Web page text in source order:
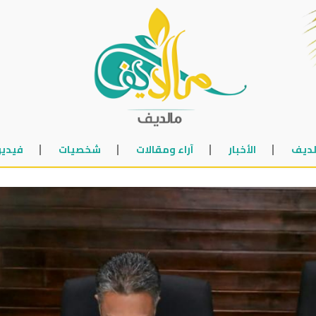
الأخبار آراء ومقالات شخصيات